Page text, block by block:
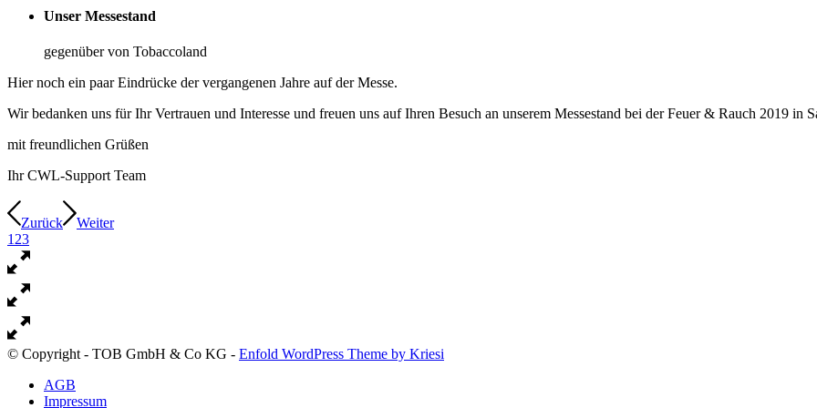
Unser Messestand
gegenüber von Tobaccoland
Hier noch ein paar Eindrücke der vergangenen Jahre auf der Messe.
Wir bedanken uns für Ihr Vertrauen und Interesse und freuen uns auf Ihren Besuch an unserem Messestand bei der Feuer & Rauch 2019 in
mit freundlichen Grüßen
Ihr CWL-Support Team
Zurück
Weiter
1 23
© Copyright - TOB GmbH & Co KG - Enfold WordPress Theme by Kriesi
AGB
Impressum